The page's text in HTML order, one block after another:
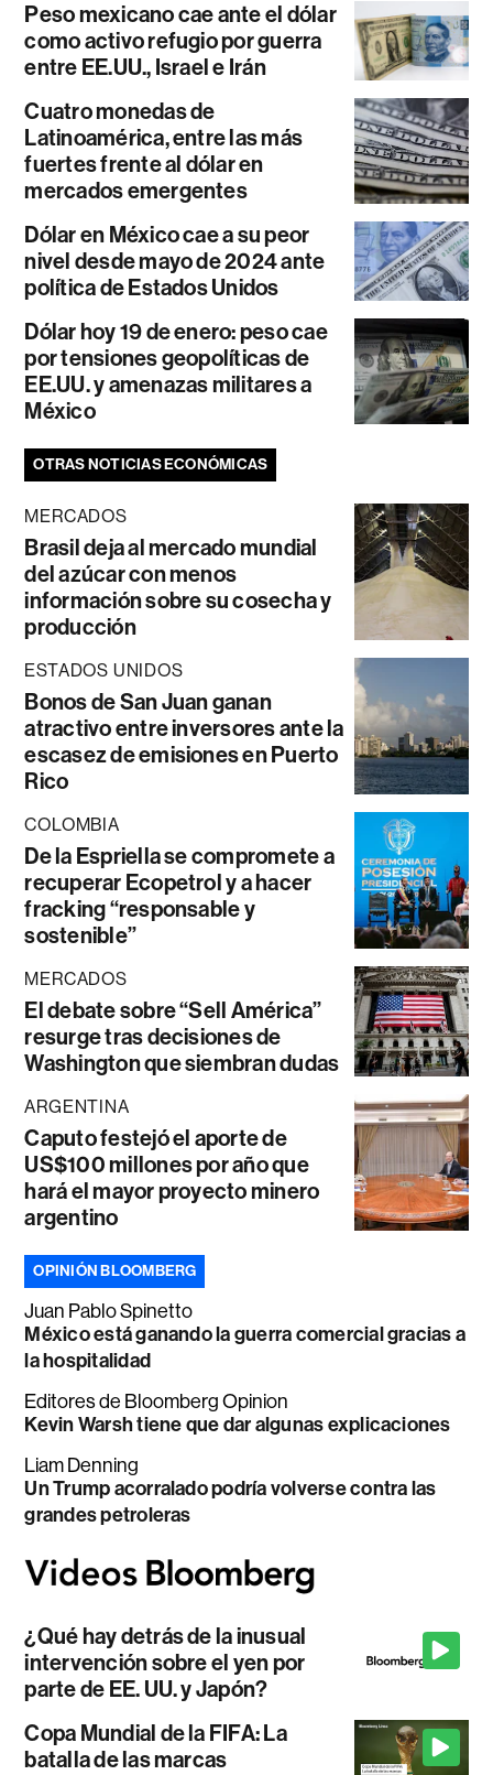
Peso mexicano cae ante el dólar
como activo refugio por guerra
entre EE.UU., Israel e Irán
Cuatro monedas de
Latinoamérica, entre las más
fuertes frente al dólar en
mercados emergentes
Dólar en México cae a su peor
nivel desde mayo de 2024 ante
política de Estados Unidos
Dólar hoy 19 de enero: peso cae
por tensiones geopolíticas de
EE.UU. y amenazas militares a
México
OTRAS NOTICIAS ECONÓMICAS
MERCADOS
Brasil deja al mercado mundial
del azúcar con menos
información sobre su cosecha y
producción
ESTADOS UNIDOS
Bonos de San Juan ganan
atractivo entre inversores ante la
escasez de emisiones en Puerto
Rico
COLOMBIA
De la Espriella se compromete a
recuperar Ecopetrol y a hacer
fracking “responsable y
sostenible”
MERCADOS
El debate sobre “Sell América”
resurge tras decisiones de
Washington que siembran dudas
ARGENTINA
Caputo festejó el aporte de
US$100 millones por año que
hará el mayor proyecto minero
argentino
OPINIÓN BLOOMBERG
Juan Pablo Spinetto
México está ganando la guerra comercial gracias a
la hospitalidad
Editores de Bloomberg Opinion
Kevin Warsh tiene que dar algunas explicaciones
Liam Denning
Un Trump acorralado podría volverse contra las
grandes petroleras
¿Qué hay detrás de la inusual
intervención sobre el yen por
parte de EE. UU. y Japón?
Copa Mundial de la FIFA: La
batalla de las marcas